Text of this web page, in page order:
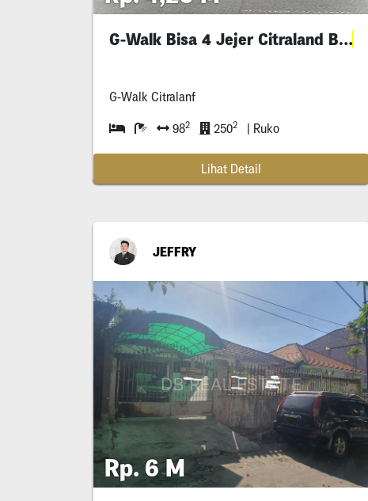
G-Walk Bisa 4 Jejer Citraland BuKris
G-Walk Citralanf
982 2502 | Ruko
Lihat Detail
JEFFRY
Rp. 6 M